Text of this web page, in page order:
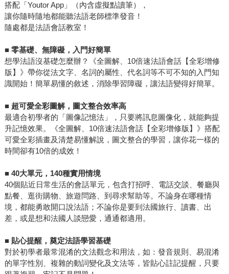
搭配「Youtor App」（內含虛擬點讀筆），
讓你隨時隨地都能聽法語老師標準發音！
隨處都是法語會話教室！
■ 零基礎、無障礙，入門好簡單
想學法語沒基礎怎麼辦？《全圖解、10倍速法語會話【全彩增修
版】》帶你從法文字、名詞的屬性、代名詞等不可不知的入門知
識開始！簡單易懂的敘述，消除學習障礙，讓法語變得好簡單。
■ 超可愛全彩圖解，圖文整合效率高
最適合初學者的「圖像記憶法」，只要將訊息圖像化，就能夠提
升記憶效果。《全圖解、10倍速法語會話【全彩增修版】》搭配
可愛全彩插畫及清楚易懂解說，圖文整合的學習，讓你花一樣的
時間卻有10倍的成效！
■ 40大單元，140種實用情境
40個貼近日常生活的會話單元，包含打招呼、電話交談、餐廳與
點餐、逛街購物、旅遊問路、到尋求幫助等。不論身在哪種情
境，都能勇敢開口說法語；不論你是要到法國旅行、讀書、出
差，或是想和法國人談戀愛，通通都適用。
■ 貼心提醒，奠定法語學習基礎
對於初學者最常混淆的文法觀念和用法，如：發音規則、易混淆
的單字性別、複雜的動詞變化及文法等，皆貼心註記提醒，只要